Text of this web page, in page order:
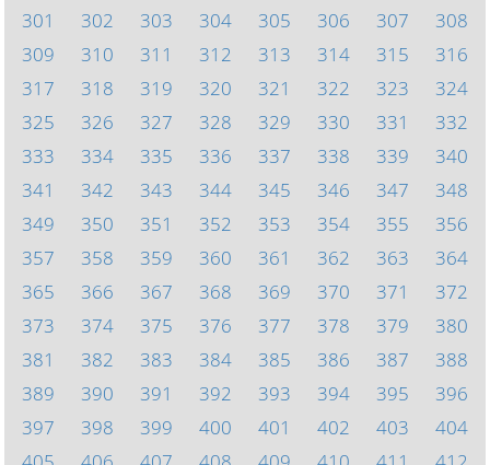
301
302 303 304 305 306 307
308
309
310 311 312 313 314 315
316
317
318 319 320 321 322 323
324
325
326 327 328 329 330 331
332
333
334 335 336 337 338 339
340
341
342 343 344 345 346 347
348
349
350 351 352 353 354 355
356
357
358 359 360 361 362 363
364
365
366 367 368 369 370 371
372
373
374 375 376 377 378 379
380
381
382 383 384 385 386 387
388
389
390 391 392 393 394 395
396
397
398 399 400 401 402 403
404